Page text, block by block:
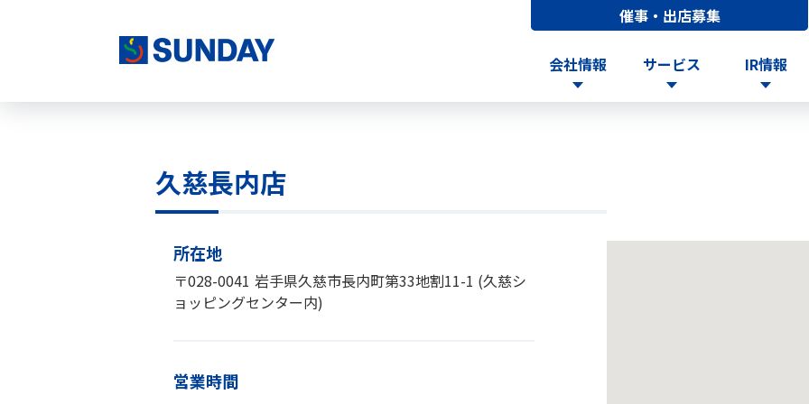
株式会社サンデー
催事・出店募集
会社情報 サービス IR情報
久慈長内店
久慈長内店について
所在地
〒028-0041 岩手県久慈市長内町第33地割11-1 (久慈シ
ョッピングセンター内)
営業時間